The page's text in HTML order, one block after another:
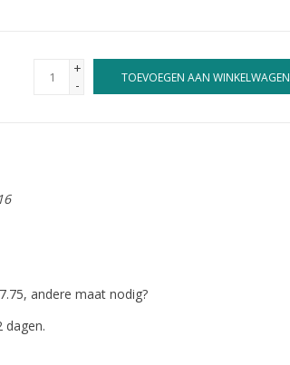
+
-
TOEVOEGEN AAN WINKELWAGEN
andere maat nodig?
dagen.